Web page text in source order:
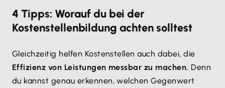
4 Tipps: Worauf du bei der
Kostenstellenbildung achten solltest
Gleichzeitig helfen Kostenstellen auch dabei, die
Effizienz von Leistungen messbar zu machen. Denn
du kannst genau erkennen, welchen Gegenwert